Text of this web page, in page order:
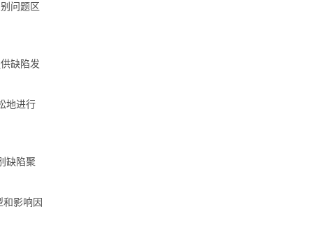
问题区
缺陷发
地进行
缺陷聚
影响因